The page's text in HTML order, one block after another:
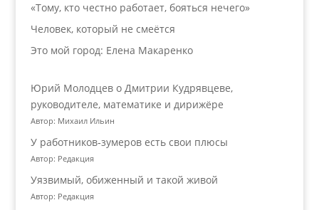
«Тому, кто честно работает, бояться нечего»
Человек, который не смеётся
Это мой город: Елена Макаренко
Юрий Молодцев о Дмитрии Кудрявцеве,
руководителе, математике и дирижёре
Автор: Михаил Ильин
У работников‑зумеров есть свои плюсы
Автор: Редакция
Уязвимый, обиженный и такой живой
Автор: Редакция